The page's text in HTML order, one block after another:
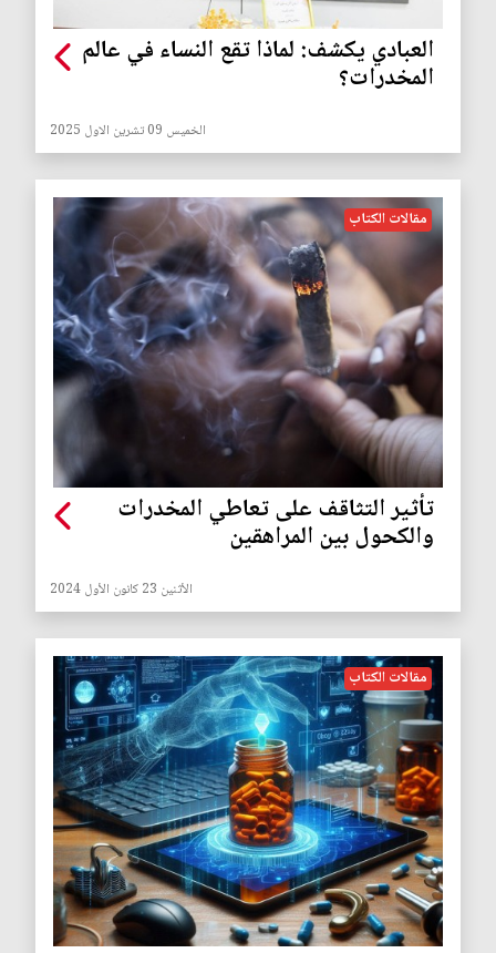
العبادي يكشف: لماذا تقع النساء في عالم
المخدرات؟
الخميس 09 تشرين الاول 2025
مقالات الكتاب
تأثير التثاقف على تعاطي المخدرات
والكحول بين المراهقين
الأثنين 23 كانون الأول 2024
مقالات الكتاب